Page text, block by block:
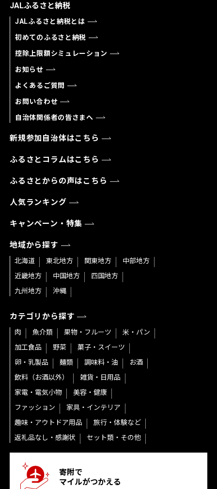
JALふるさと納税
JALふるさと納税とは
初めてのふるさと納税
控除上限額シミュレーション
お知らせ
よくあるご質問
お問い合わせ
自治体関係者の皆さまへ
新規参加自治体はこちら
ふるさとコラムはこちら
ふるさとからの声はこちら
人気ランキング
キャンペーン・特集
地域から探す
北海道 東北地方 関東地方
中部地方
近畿地方
中国地方
四国地方
九州地方
沖縄
カテゴリから探す
肉 魚介類 果物・フルーツ
米・パン
加工食品
野菜
菓子・スイーツ
卵・乳製品
麺類 調味料・油
お酒
飲料（お酒以外）
雑貨・日用品
家電・電気小物
美容・健康
ファッション
家具・インテリア
趣味・アウトドア用品
旅行・体験など
返礼品なし・感謝状
セット類・その他
寄附で
マイルがつかえる